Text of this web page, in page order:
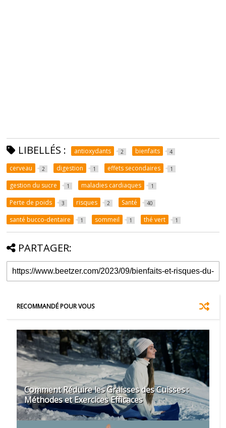
LIBELLÉS : antioxydants 2 bienfaits 4
cerveau 2 digestion 1 effets secondaires 1
gestion du sucre 1 maladies cardiaques 1
Perte de poids 3 risques 2 Santé 40
santé bucco-dentaire 1 sommeil 1 thé vert 1
PARTAGER:
RECOMMANDÉ POUR VOUS
Comment Réduire les Graisses des Cuisses :
Méthodes et Exercices Efficaces